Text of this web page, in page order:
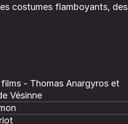
costumes flamboyants, des
- Thomas Anargyros et
Vésinne